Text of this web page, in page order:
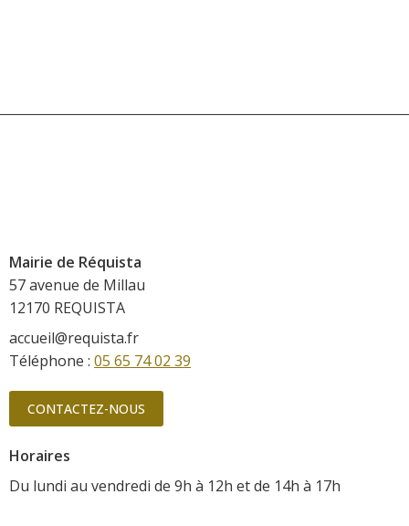
Mairie de Réquista
57 avenue de Millau
12170 REQUISTA
accueil@requista.fr
Téléphone : 05 65 74 02 39
CONTACTEZ-NOUS
Horaires
Du lundi au vendredi de 9h à 12h et de 14h à 17h